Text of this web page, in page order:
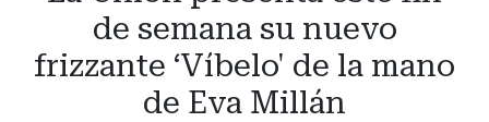
de semana su nuevo
frizzante ‘Víbelo' de la mano
de Eva Millán